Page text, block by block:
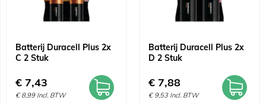
Batterij Duracell Plus 2x
C 2 Stuk
€ 7,43
€ 8,99 Incl. BTW
Batterij Duracell Plus 2x
D 2 Stuk
€ 7,88
€ 9,53 Incl. BTW